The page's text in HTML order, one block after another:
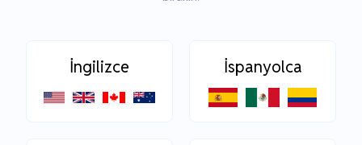
İngilizce İspanyolca